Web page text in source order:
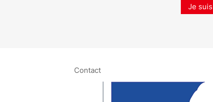
Je
Contact